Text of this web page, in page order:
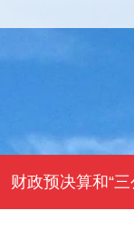
财政预决算和“